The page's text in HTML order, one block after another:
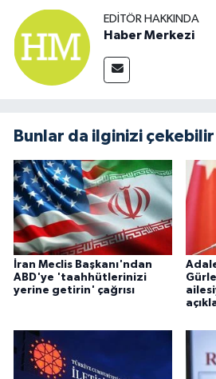
EDITÖR HAKKINDA
Haber Merkezi
Bunlar da ilginizi çekebilir
İran Meclis Başkanı'ndan
ABD'ye 'taahhütlerinizi
yerine getirin' çağrısı